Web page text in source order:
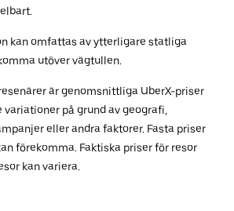
kan omfattas av ytterligare statliga
utöver vägtullen.
är genomsnittliga UberX-priser
på grund av geografi,
eller andra faktorer. Fasta priser
förekomma. Faktiska priser för resor
kan variera.